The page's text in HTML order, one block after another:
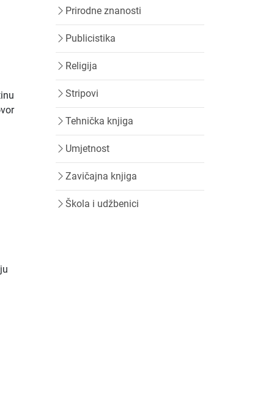
Prirodne znanosti
Publicistika
Religija
Stripovi
Tehnička knjiga
Umjetnost
Zavičajna knjiga
Škola i udžbenici